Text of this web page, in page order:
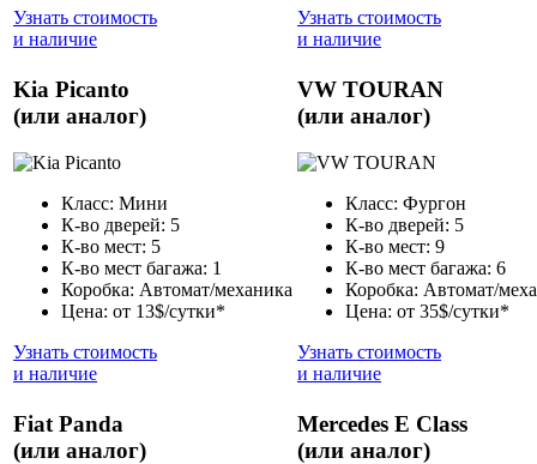
Узнать стоимость
и наличие
Узнать стоимость
и наличие
Kia Picanto
(или аналог)
Класс: Мини
К-во дверей: 5
К-во мест: 5
К-во мест багажа: 1
Коробка: Автомат/механика
Цена: от 13$/сутки*
Узнать стоимость
и наличие
VW TOURAN
(или аналог)
Класс: Фургон
К-во дверей: 5
К-во мест: 9
К-во мест багажа: 6
Коробка: Автомат/
Цена: от 35$/сутки*
Узнать стоимость
и наличие
Fiat Panda
(или аналог)
Mercedes E Class
(или аналог)